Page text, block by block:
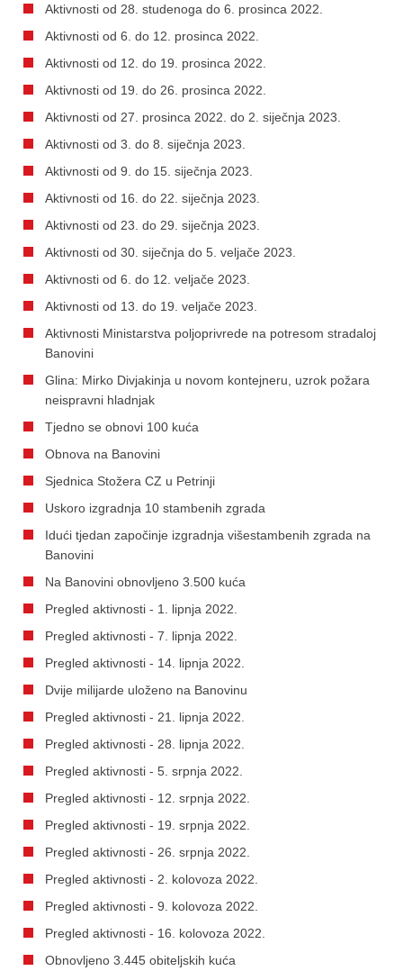
Aktivnosti od 28. studenoga do 6. prosinca 2022.
Aktivnosti od 6. do 12. prosinca 2022.
Aktivnosti od 12. do 19. prosinca 2022.
Aktivnosti od 19. do 26. prosinca 2022.
Aktivnosti od 27. prosinca 2022. do 2. siječnja 2023.
Aktivnosti od 3. do 8. siječnja 2023.
Aktivnosti od 9. do 15. siječnja 2023.
Aktivnosti od 16. do 22. siječnja 2023.
Aktivnosti od 23. do 29. siječnja 2023.
Aktivnosti od 30. siječnja do 5. veljače 2023.
Aktivnosti od 6. do 12. veljače 2023.
Aktivnosti od 13. do 19. veljače 2023.
Aktivnosti Ministarstva poljoprivrede na potresom stradaloj
Banovini
Glina: Mirko Divjakinja u novom kontejneru, uzrok požara
neispravni hladnjak
Tjedno se obnovi 100 kuća
Obnova na Banovini
Sjednica Stožera CZ u Petrinji
Uskoro izgradnja 10 stambenih zgrada
Idući tjedan započinje izgradnja višestambenih zgrada na
Banovini
Na Banovini obnovljeno 3.500 kuća
Pregled aktivnosti - 1. lipnja 2022.
Pregled aktivnosti - 7. lipnja 2022.
Pregled aktivnosti - 14. lipnja 2022.
Dvije milijarde uloženo na Banovinu
Pregled aktivnosti - 21. lipnja 2022.
Pregled aktivnosti - 28. lipnja 2022.
Pregled aktivnosti - 5. srpnja 2022.
Pregled aktivnosti - 12. srpnja 2022.
Pregled aktivnosti - 19. srpnja 2022.
Pregled aktivnosti - 26. srpnja 2022.
Pregled aktivnosti - 2. kolovoza 2022.
Pregled aktivnosti - 9. kolovoza 2022.
Pregled aktivnosti - 16. kolovoza 2022.
Obnovljeno 3.445 obiteljskih kuća